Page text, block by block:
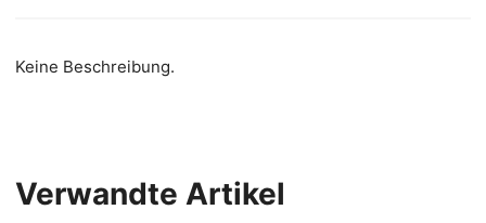
Keine Beschreibung.
Verwandte Artikel